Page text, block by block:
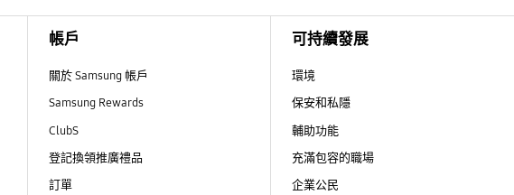
帳戶
關於 Samsung 帳戶
Samsung Rewards
ClubS
登記換領推廣禮品
訂單
可持續發展
環境
保安和私隱
輔助功能
充滿包容的職場
企業公民